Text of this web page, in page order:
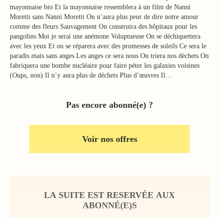
mayonnaise bio Et la mayonnaise ressemblera à un film de Nanni
Moretti sans Nanni Moretti On n’aura plus peur de dire notre amour
comme des fleurs Sauvagement On construira des hôpitaux pour les
pangolins Moi je serai une anémone Voluptueuse On se déchiquettera
avec les yeux Et on se réparera avec des promesses de soleils Ce sera le
paradis mais sans anges Les anges ce sera nous On triera nos déchets On
fabriquera une bombe nucléaire pour faire péter les galaxies voisines
(Oups, non) Il n’y aura plus de déchets Plus d’œuvres Il…
Pas encore abonné(e) ?
Voir nos offres
LA SUITE EST RESERVÉE AUX
ABONNÉ(E)S